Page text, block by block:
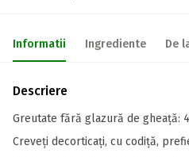
Informatii Ingrediente De
Descriere
Greutate fără glazură de gheață:
Creveți decorticați, cu codiță,